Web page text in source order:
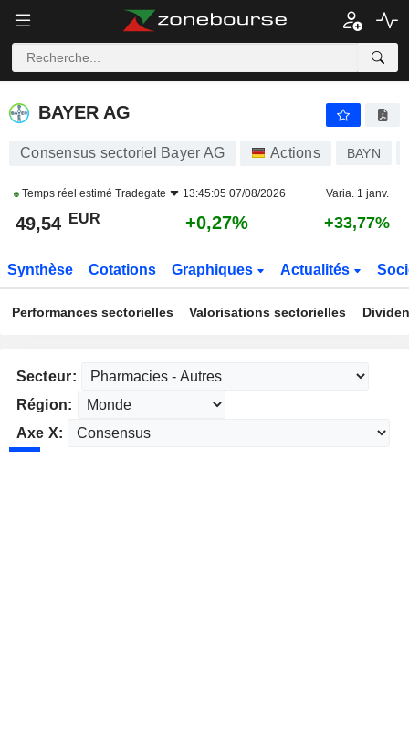
BAYER AG
BAYER AG
Consensus sectoriel Bayer AG Actions BAYN
Temps réel estimé Tradegate 13:45:05 07/08/2026 Varia. 1 janv.
49,54 EUR +0,27% +33,77%
Synthèse Cotations Graphiques Actualités
Performances sectorielles Valorisations sectorielles
Secteur:
Région:
Axe X: